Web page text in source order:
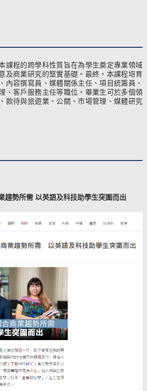
課程的跨學科性質旨在為學生奠定專業領域
及商業研究的堅實基礎。最終，本課程培育
內容撰寫員、媒體關係主任、項目統籌員、
、客戶服務主任等職位。畢業生可於多個領
款待與旅遊業、公關、市場管理、媒體研究
趨勢所需 以英語及科技助學生突圍而出